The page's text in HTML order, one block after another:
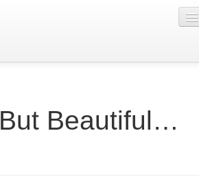
But Beautiful…